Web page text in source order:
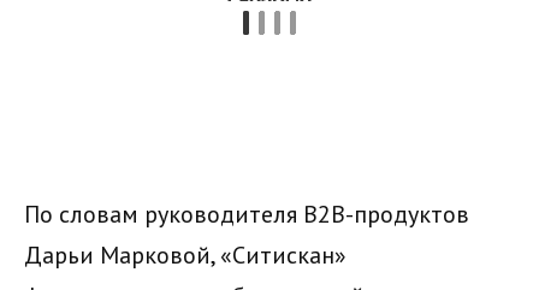
По словам руководителя B2B-продуктов
Дарьи Марковой, «Ситискан»